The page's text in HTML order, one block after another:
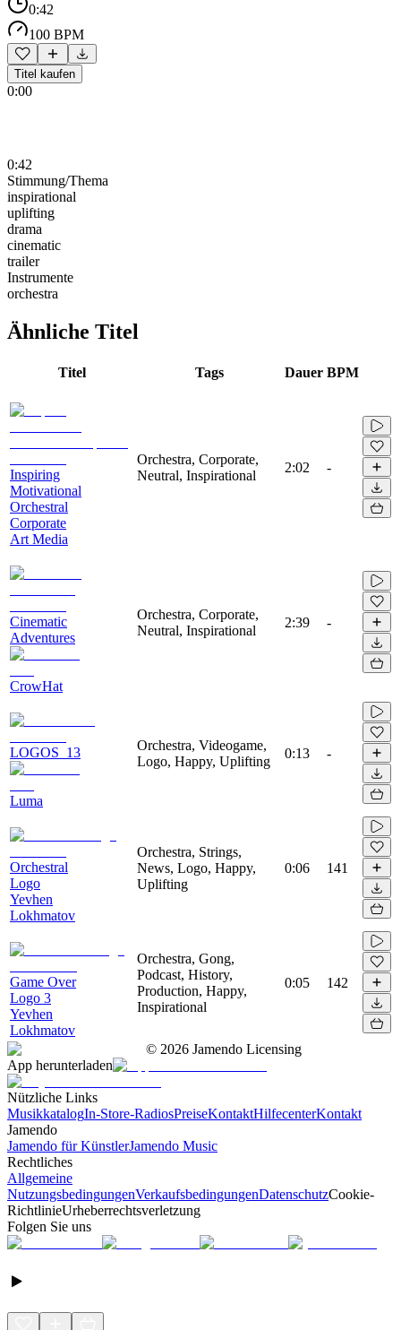
0:42
100 BPM
Titel kaufen
0:00
0:42
Stimmung/Thema
inspirational
uplifting
drama
cinematic
trailer
Instrumente
orchestra
Ähnliche Titel
Titel Tags Dauer BPM
Inspiring
Motivational
Orchestral
Corporate
Art Media
Orchestra, Corporate,
Neutral, Inspirational
2:02 -
Cinematic
Adventures
CrowHat
Orchestra, Corporate,
Neutral, Inspirational
2:39 -
LOGOS_13
Luma
Orchestra, Videogame,
Logo, Happy, Uplifting
0:13 -
Orchestral
Logo
Yevhen
Lokhmatov
Orchestra, Strings,
News, Logo, Happy,
Uplifting
0:06 141
Game Over
Logo 3
Yevhen
Lokhmatov
Orchestra, Gong,
Podcast, History,
Production, Happy,
Inspirational
0:05 142
© 2026 Jamendo Licensing
App herunterladen
Nützliche Links
MusikkatalogIn-Store-RadiosPreiseKontaktHilfecenterKontakt
Jamendo
Jamendo für KünstlerJamendo Music
Rechtliches
Allgemeine
NutzungsbedingungenVerkaufsbedingungenDatenschutzCookie-
RichtlinieUrheberrechtsverletzung
Folgen Sie uns